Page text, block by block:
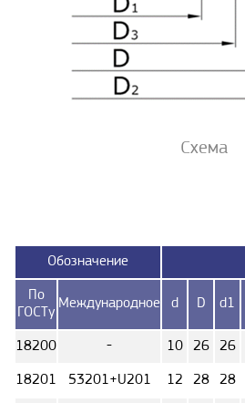
Схема
Обозначение
По
ГОСТу
Международное d D d1
18200 - 10 26 26
18201 53201+U201 12 28 28